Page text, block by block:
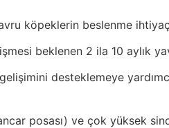
köpeklerin beslenme
beklenen 2 ila 10 aylık
desteklemeye
posası) ve çok yüksek